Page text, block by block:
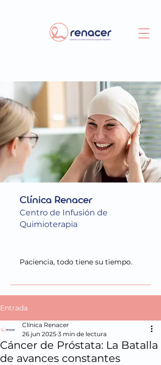
Clínica Renacer
Centro de Infusión de
Quimioterapia
Paciencia, todo tiene su tiempo.
Entrada
Cáncer de Próstata: La Batalla
de avances constantes
Clínica Renacer
26 jun 2025 3 min de lectura